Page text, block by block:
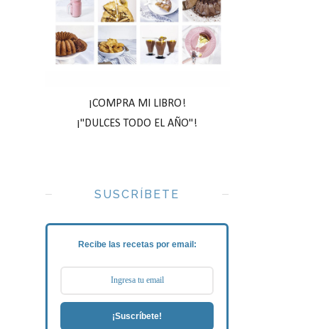
¡COMPRA MI LIBRO!
¡"DULCES TODO EL AÑO"!
SUSCRÍBETE
Recibe las recetas por email:
¡Suscríbete!